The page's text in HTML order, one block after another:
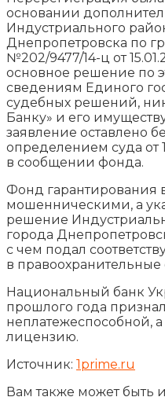
основании
Индустриального
Днепропетровска по
№202/9477/14-ц от
основное решение по
сведениям Единого
судебных решений,
Банку» и его
заявление оставлено
определением суда от
в сообщении фонда.
Фонд гарантирования
мошенническими, а
решение
города
с чем подал
в правоохранительные
Национальный банк
прошлого года
неплатежеспособной, а
лицензию.
Источник: 1prime.ru
Вам также может быть